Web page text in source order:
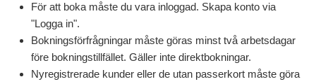
För att boka måste du vara inloggad. Skapa konto via
"Logga in".
Bokningsförfrågningar måste göras minst två arbetsdagar
före bokningstillfället. Gäller inte direktbokningar.
Nyregistrerade kunder eller de utan passerkort måste göra